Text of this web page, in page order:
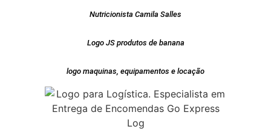
Nutricionista Camila Salles
Logo JS produtos de banana
logo maquinas, equipamentos e locação